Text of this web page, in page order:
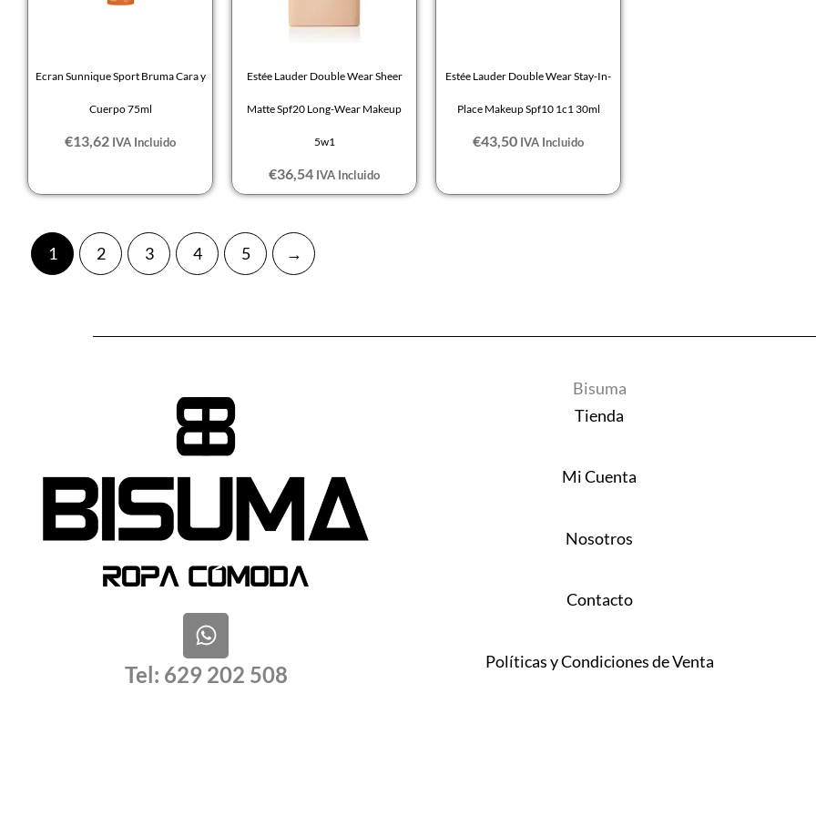
Ecran Sunnique Sport Bruma Cara y
Cuerpo 75ml
€13,62 IVA Incluido
Estée Lauder Double Wear Sheer
Matte Spf20 Long-Wear Makeup
5w1
€36,54 IVA Incluido
Estée Lauder Double Wear Stay-In-
Place Makeup Spf10 1c1 30ml
€43,50 IVA Incluido
1 2 3 4 5 →
W
h
a
t
Tel: 629 202 508
Bisuma
Tienda
Mi Cuenta
Nosotros
Contacto
Políticas y Condiciones de Venta